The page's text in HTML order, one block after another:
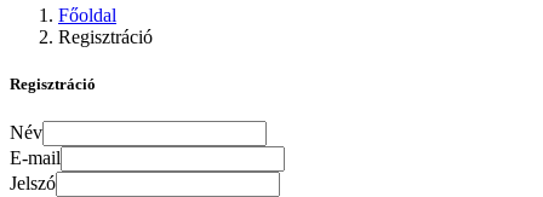
Főoldal
Regisztráció
Regisztráció
Név
E-mail
Jelszó